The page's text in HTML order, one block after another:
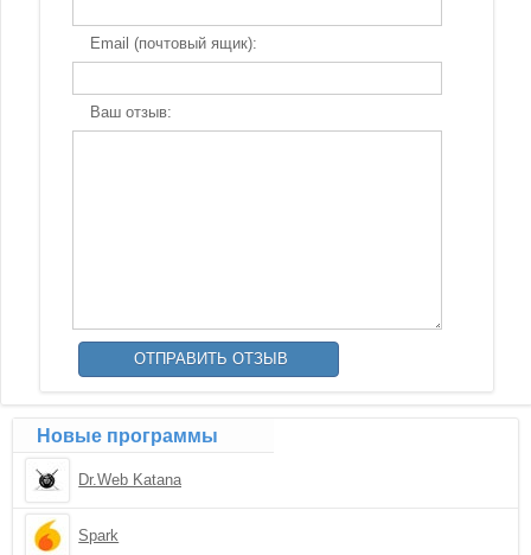
Email (почтовый ящик):
Ваш отзыв:
Новые программы
Dr.Web Katana
Spark